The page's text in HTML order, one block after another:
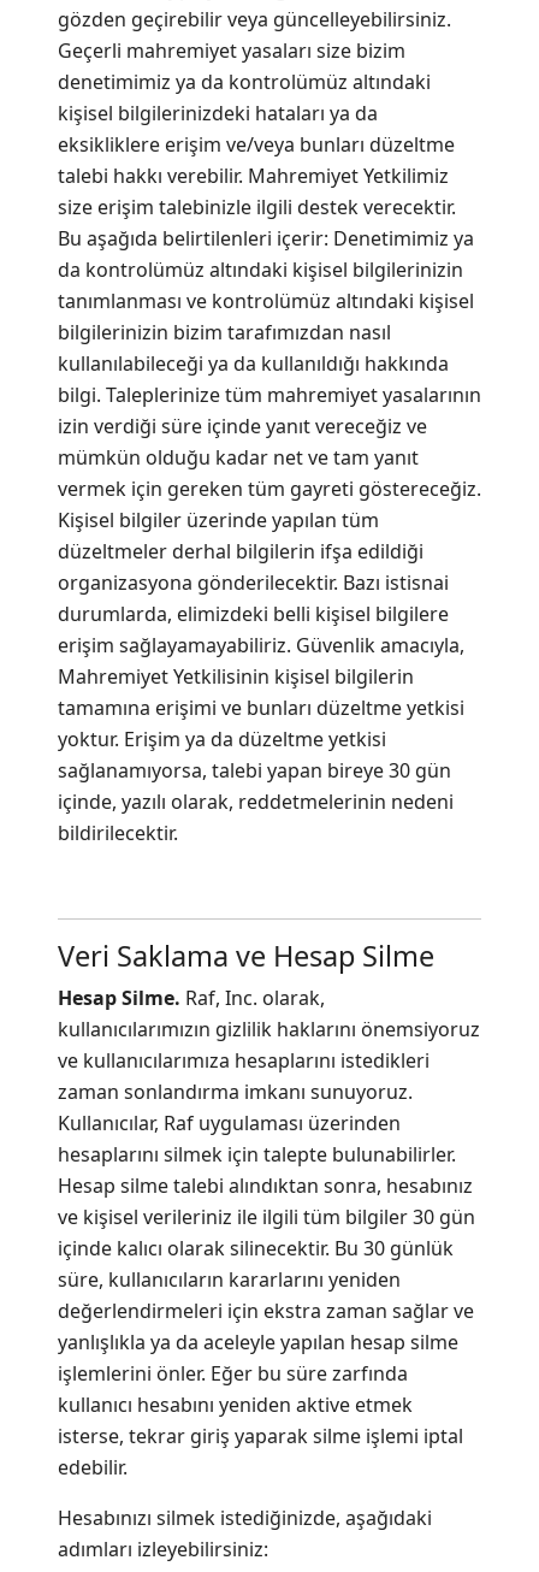
gözden geçirebilir veya güncelleyebilirsiniz.
Geçerli mahremiyet yasaları size bizim
denetimimiz ya da kontrolümüz altındaki
kişisel bilgilerinizdeki hataları ya da
eksikliklere erişim ve/veya bunları düzeltme
talebi hakkı verebilir. Mahremiyet Yetkilimiz
size erişim talebinizle ilgili destek verecektir.
Bu aşağıda belirtilenleri içerir: Denetimimiz ya
da kontrolümüz altındaki kişisel bilgilerinizin
tanımlanması ve kontrolümüz altındaki kişisel
bilgilerinizin bizim tarafımızdan nasıl
kullanılabileceği ya da kullanıldığı hakkında
bilgi. Taleplerinize tüm mahremiyet yasalarının
izin verdiği süre içinde yanıt vereceğiz ve
mümkün olduğu kadar net ve tam yanıt
vermek için gereken tüm gayreti göstereceğiz.
Kişisel bilgiler üzerinde yapılan tüm
düzeltmeler derhal bilgilerin ifşa edildiği
organizasyona gönderilecektir. Bazı istisnai
durumlarda, elimizdeki belli kişisel bilgilere
erişim sağlayamayabiliriz. Güvenlik amacıyla,
Mahremiyet Yetkilisinin kişisel bilgilerin
tamamına erişimi ve bunları düzeltme yetkisi
yoktur. Erişim ya da düzeltme yetkisi
sağlanamıyorsa, talebi yapan bireye 30 gün
içinde, yazılı olarak, reddetmelerinin nedeni
bildirilecektir.
Veri Saklama ve Hesap Silme
Hesap Silme. Raf, Inc. olarak,
kullanıcılarımızın gizlilik haklarını önemsiyoruz
ve kullanıcılarımıza hesaplarını istedikleri
zaman sonlandırma imkanı sunuyoruz.
Kullanıcılar, Raf uygulaması üzerinden
hesaplarını silmek için talepte bulunabilirler.
Hesap silme talebi alındıktan sonra, hesabınız
ve kişisel verileriniz ile ilgili tüm bilgiler 30 gün
içinde kalıcı olarak silinecektir. Bu 30 günlük
süre, kullanıcıların kararlarını yeniden
değerlendirmeleri için ekstra zaman sağlar ve
yanlışlıkla ya da aceleyle yapılan hesap silme
işlemlerini önler. Eğer bu süre zarfında
kullanıcı hesabını yeniden aktive etmek
isterse, tekrar giriş yaparak silme işlemi iptal
edebilir.
Hesabınızı silmek istediğinizde, aşağıdaki
adımları izleyebilirsiniz: